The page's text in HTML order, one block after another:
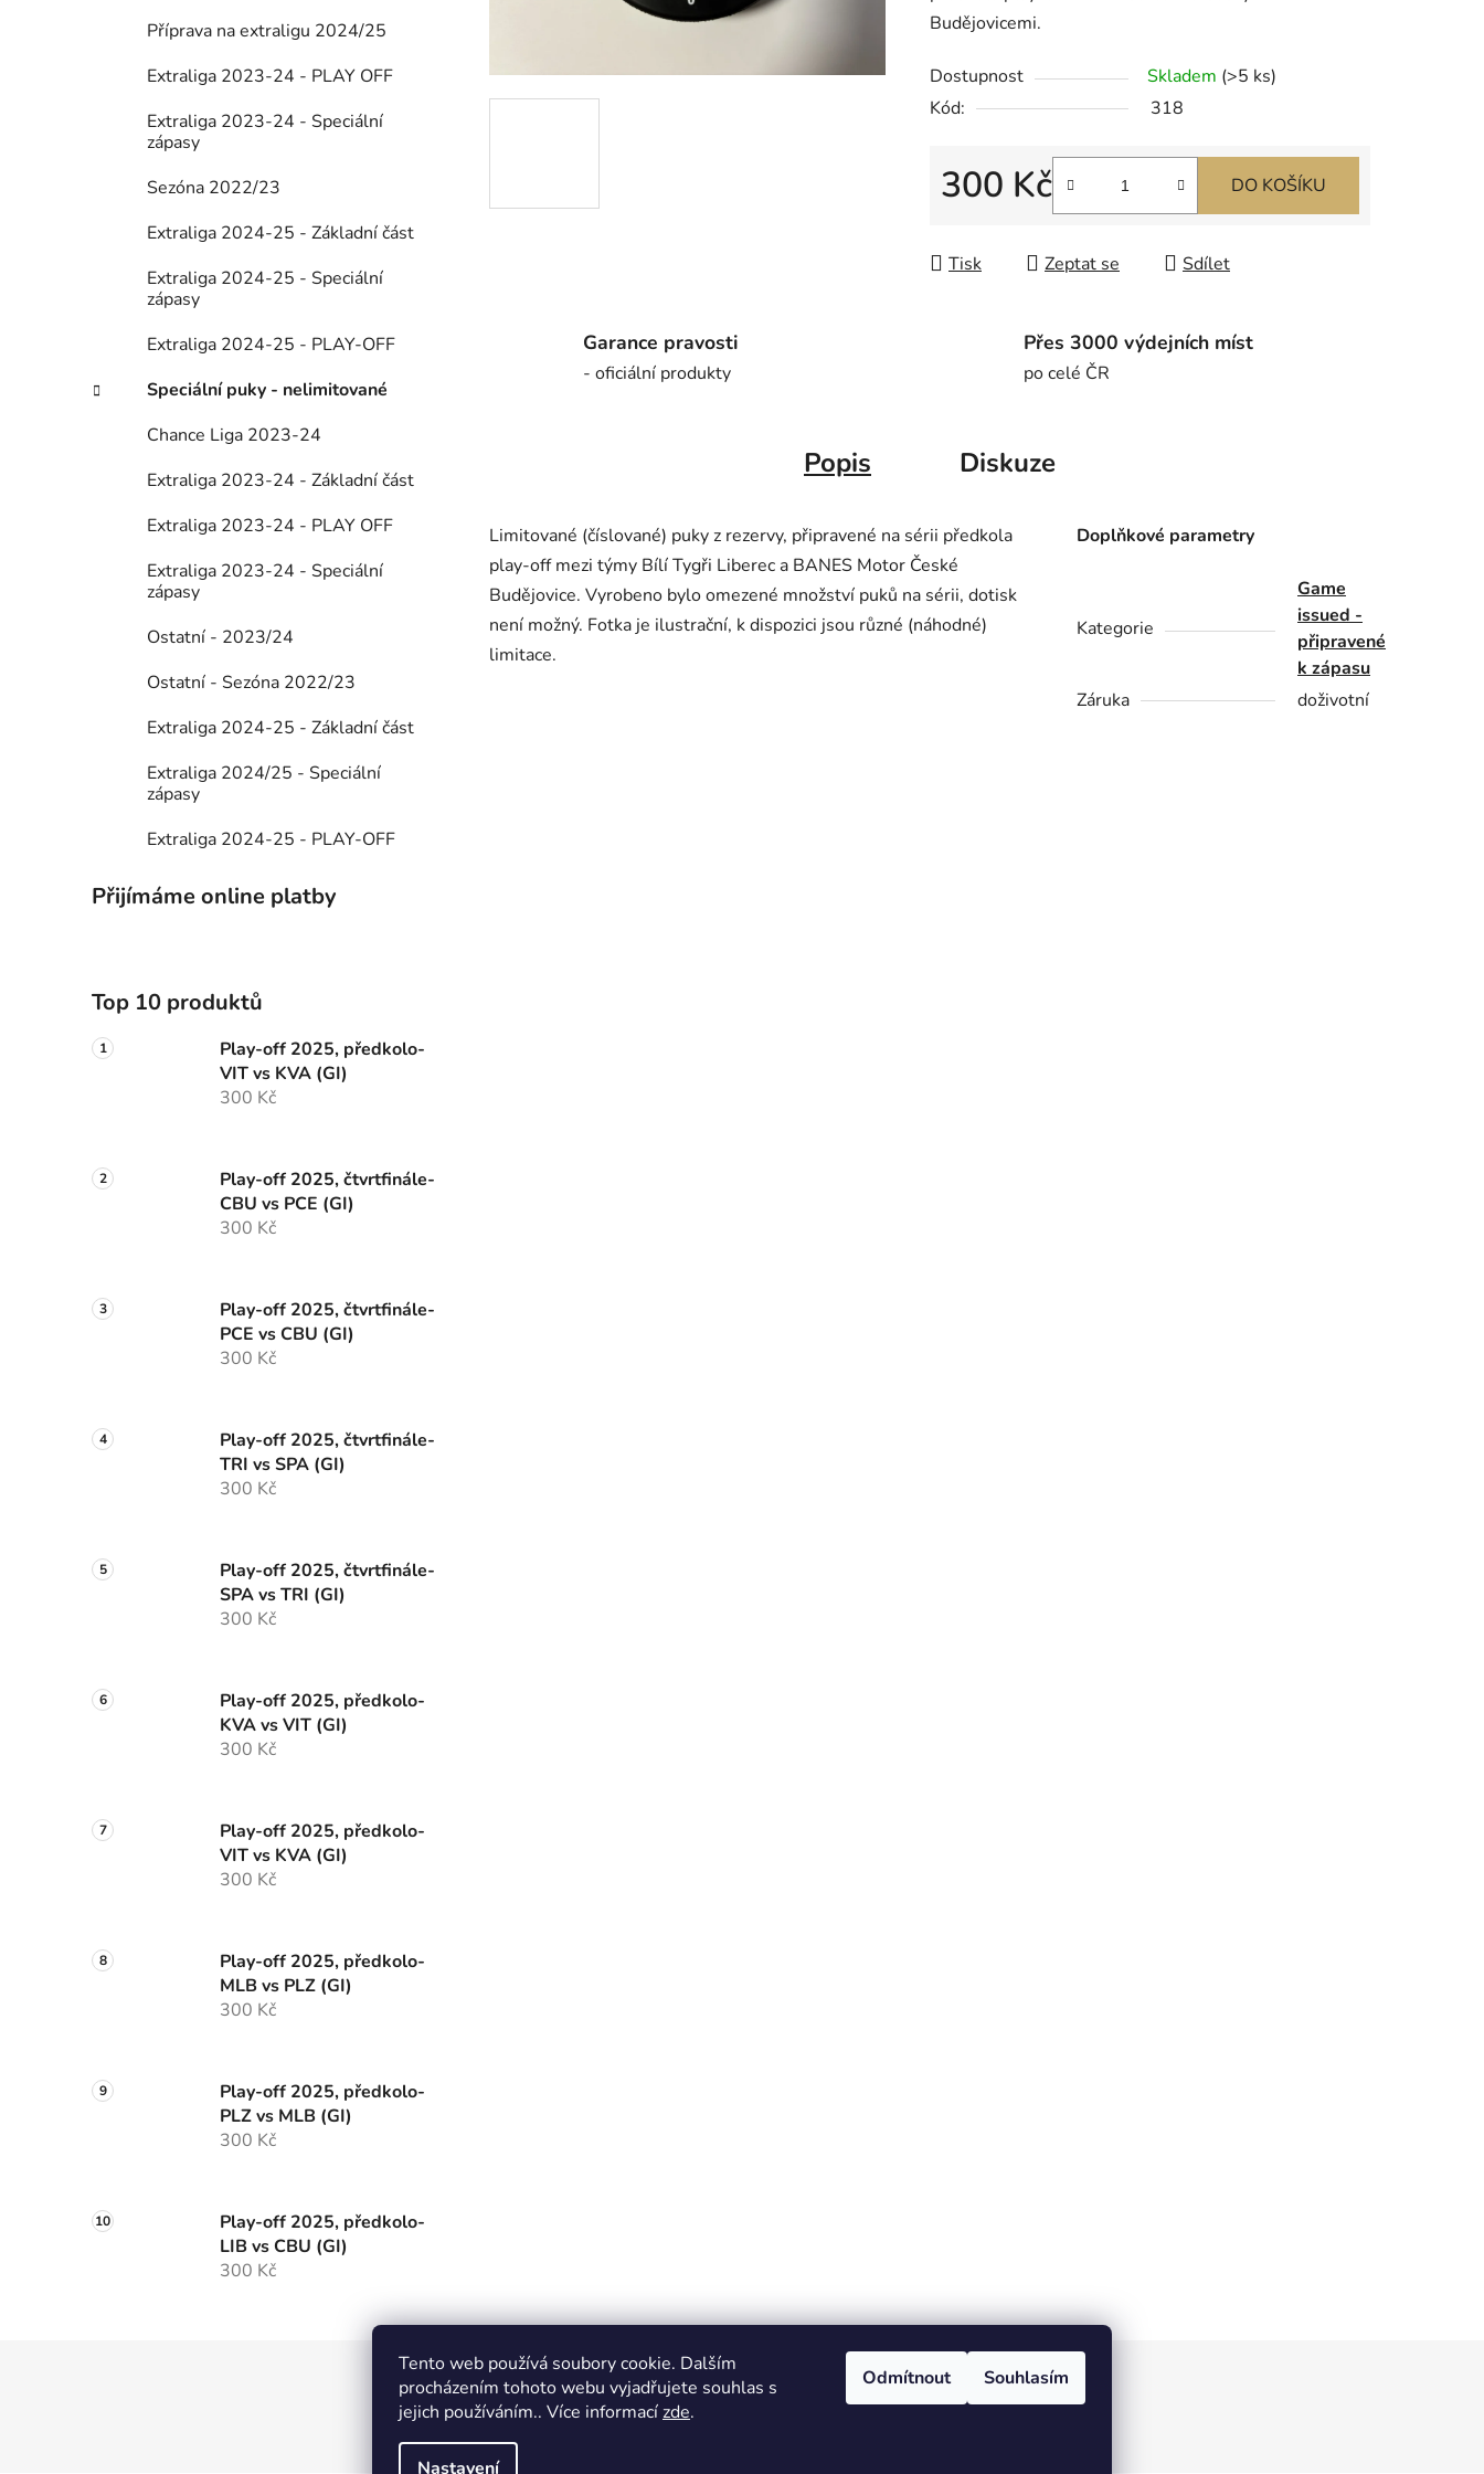
Tento web používá soubory cookie. Dalším
procházením tohoto webu vyjadřujete souhlas s
jejich používáním.. Více informacízde.
Nastavení
Odmítnout Souhlasím
Příprava na extraligu 2024/25
Extraliga 2023-24 - PLAY OFF
Extraliga 2023-24 - Speciální
zápasy
Sezóna 2022/23
Extraliga 2024-25 - Základní část
Extraliga 2024-25 - Speciální
zápasy
Extraliga 2024-25 - PLAY-OFF
Speciální puky - nelimitované
Chance Liga 2023-24
Extraliga 2023-24 - Základní část
Extraliga 2023-24 - PLAY OFF
Extraliga 2023-24 - Speciální
zápasy
Ostatní - 2023/24
Ostatní - Sezóna 2022/23
Extraliga 2024-25 - Základní část
Extraliga 2024/25 - Speciální
zápasy
Extraliga 2024-25 - PLAY-OFF
Přijímáme online platby
Top 10 produktů
Play-off 2025, předkolo-
VIT vs KVA (GI)
300 Kč
Play-off 2025, čtvrtfinále-
CBU vs PCE (GI)
300 Kč
Play-off 2025, čtvrtfinále-
PCE vs CBU (GI)
300 Kč
Play-off 2025, čtvrtfinále-
TRI vs SPA (GI)
300 Kč
Play-off 2025, čtvrtfinále-
SPA vs TRI (GI)
300 Kč
Play-off 2025, předkolo-
KVA vs VIT (GI)
300 Kč
Play-off 2025, předkolo-
VIT vs KVA (GI)
300 Kč
Play-off 2025, předkolo-
MLB vs PLZ (GI)
300 Kč
Play-off 2025, předkolo-
PLZ vs MLB (GI)
300 Kč
Play-off 2025, předkolo-
LIB vs CBU (GI)
300 Kč
z
hvězdiček.
Budějovicemi.
Dostupnost Skladem (>5 ks)
Kód:
318
300 Kč DO KOŠÍKU
Tisk Zeptat se Sdílet
Garance pravosti
- oficiální produkty
Přes 3000 výdejních míst
po celé ČR
Popis Diskuze
Limitované (číslované) puky z rezervy, připravené na sérii předkola
play-off mezi týmy Bílí Tygři Liberec a BANES Motor České
Budějovice. Vyrobeno bylo omezené množství puků na sérii, dotisk
není možný. Fotka je ilustrační, k dispozici jsou různé (náhodné)
limitace.
Doplňkové parametry
Kategorie
Game
issued -
připravené
k zápasu
Záruka
doživotní
Partnerské stránky - Autentické sportovní předměty Got Authentic